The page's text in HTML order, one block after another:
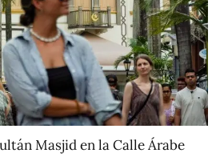
Masjid en la Calle Árabe